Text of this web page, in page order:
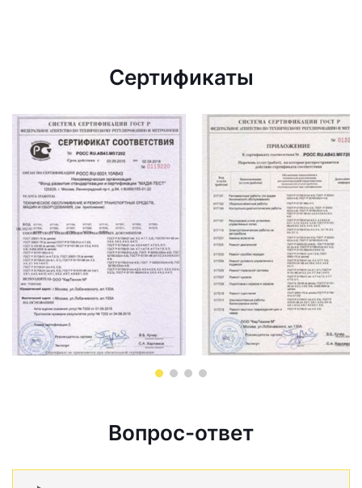
Сертификаты
Вопрос-ответ